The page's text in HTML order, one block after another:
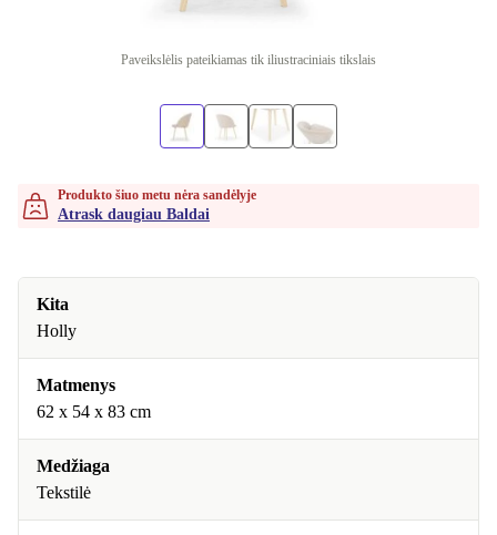
Paveikslėlis pateikiamas tik iliustraciniais tikslais
Produkto šiuo metu nėra sandėlyje
Atrask daugiau Baldai
Kita
Holly
Matmenys
62 x 54 x 83 cm
Medžiaga
Tekstilė